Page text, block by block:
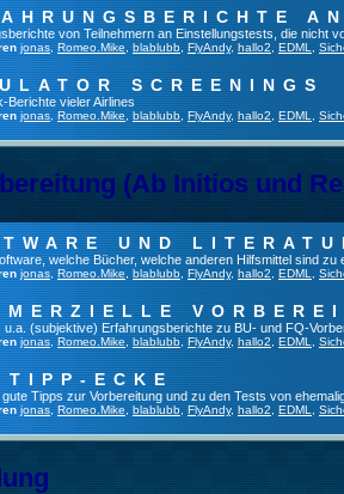
von Teilnehmern an Einstellungstests, die nicht
jonas Romeo.Mike blablubb FlyAndy, hallo2 EDML
SCREENINGS
Berichte vieler Airlines
jonas Romeo.Mike blablubb FlyAndy, hallo2 EDML
(Ab Initios und
UND
welche Bücher, welche anderen Hilfsmittel sind zu
jonas Romeo.Mike blablubb FlyAndy, hallo2 EDML
u.a. (subjektive) Erfahrungsberichte zu BU- und FQ-
jonas Romeo.Mike blablubb FlyAndy, hallo2 EDML
ECKE
gute Tipps zur Vorbereitung und zu den Tests von
jonas Romeo.Mike blablubb FlyAndy, hallo2 EDML